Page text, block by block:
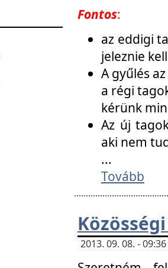
Fontos:
az eddigi
jeleznie
A gyűlés
a régi
kérünk
Az új
aki nem
...
Tovább
2013. 09. 08. -